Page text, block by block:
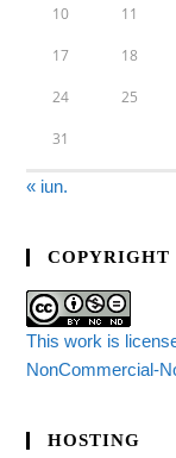
10 11
17 18
24 25
31
« iun.
COPYRIGHT
This work is
NonCommercial-
HOSTING